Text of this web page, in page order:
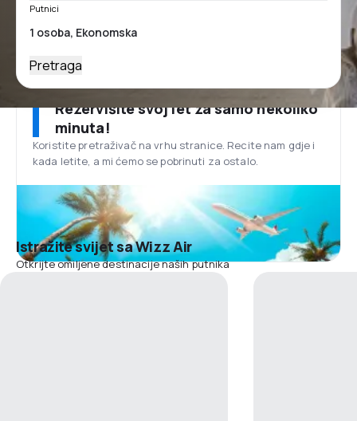
Putnici
Pretraga
Rezervišite svoj let za samo nekoliko
minuta!
Koristite pretraživač na vrhu stranice. Recite nam gdje i
kada letite, a mi ćemo se pobrinuti za ostalo.
Istražite svijet sa Wizz Air
Otkrijte omiljene destinacije naših putnika